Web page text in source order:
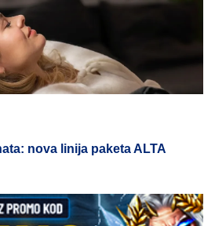
nova linija paketa ALTA